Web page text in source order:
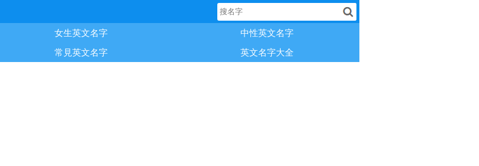
女生英文名字
中性英文名字
常見英文名字 英文名字大全